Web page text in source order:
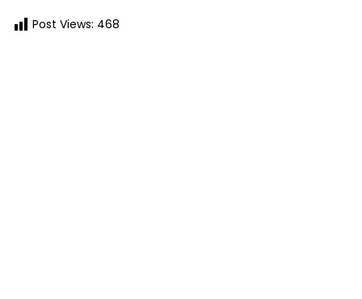
Post Views: 468